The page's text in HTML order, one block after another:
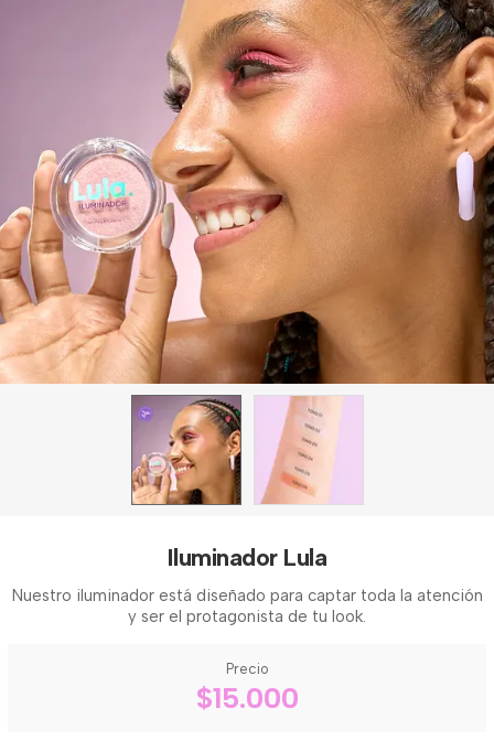
Iluminador Lula
Nuestro iluminador está diseñado para captar toda la atención
y ser el protagonista de tu look.
Precio
$15.000